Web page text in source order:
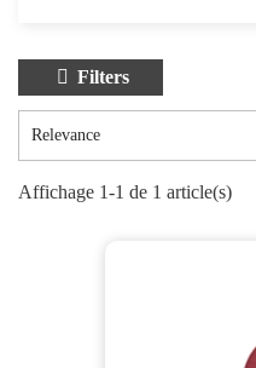
Filters
Relevance
Affichage 1-1 de 1 article(s)